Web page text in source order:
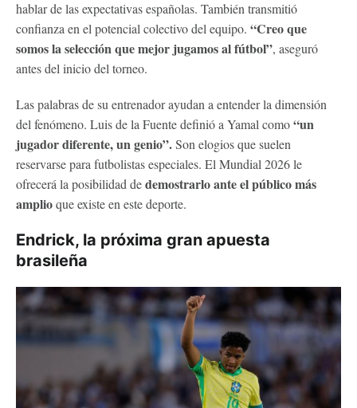
hablar de las expectativas españolas. También transmitió
confianza en el potencial colectivo del equipo. “Creo que
somos la selección que mejor jugamos al fútbol”, aseguró
antes del inicio del torneo.
Las palabras de su entrenador ayudan a entender la dimensión
del fenómeno. Luis de la Fuente definió a Yamal como“un
jugador diferente, un genio”.Son elogios que suelen
reservarse para futbolistas especiales. El Mundial 2026 le
ofrecerá la posibilidad dedemostrarlo ante el público más
amplioque existe en este deporte.
Endrick, la próxima gran apuesta
brasileña